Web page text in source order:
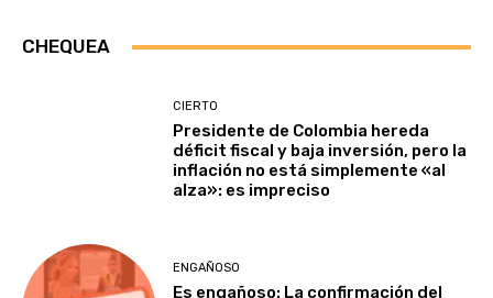
CHEQUEA
CIERTO
Presidente de Colombia hereda
déficit fiscal y baja inversión, pero la
inflación no está simplemente «al
alza»: es impreciso
ENGAÑOSO
Es engañoso: La confirmación del